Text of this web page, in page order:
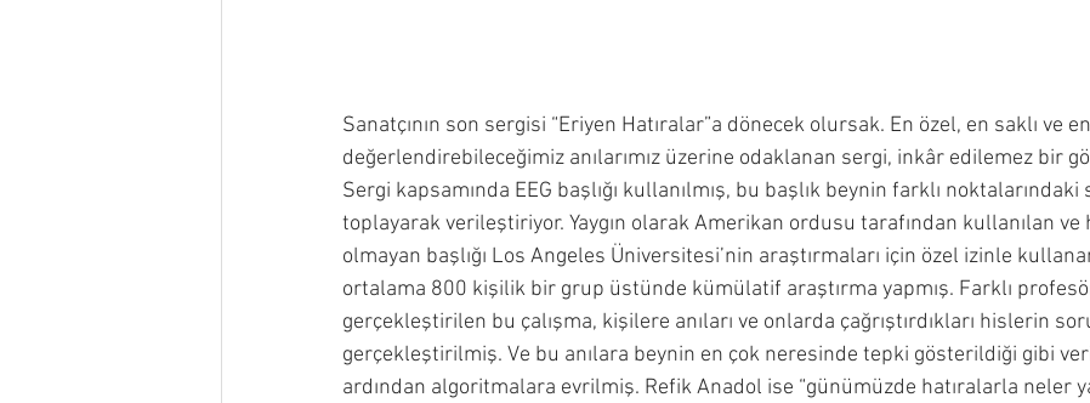
Sanatçının son sergisi “Eriyen Hatıralar”a dönecek olursak. En özel, en saklı ve
değerlendirebileceğimiz anılarımız üzerine odaklanan sergi, inkâr edilemez bir
Sergi kapsamında EEG başlığı kullanılmış, bu başlık beynin farklı
toplayarak verileştiriyor. Yaygın olarak Amerikan ordusu tarafından kullanılan ve
olmayan başlığı Los Angeles Üniversitesi’nin araştırmaları için özel izinle
ortalama 800 kişilik bir grup üstünde kümülatif araştırma yapmış. Farklı
gerçekleştirilen bu çalışma, kişilere anıları ve onlarda çağrıştırdıkları hislerin
gerçekleştirilmiş. Ve bu anılara beynin en çok neresinde tepki gösterildiği gibi
ardından algoritmalara evrilmiş. Refik Anadol ise “günümüzde hatıralarla neler